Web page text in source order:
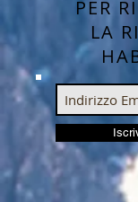
PER
LA